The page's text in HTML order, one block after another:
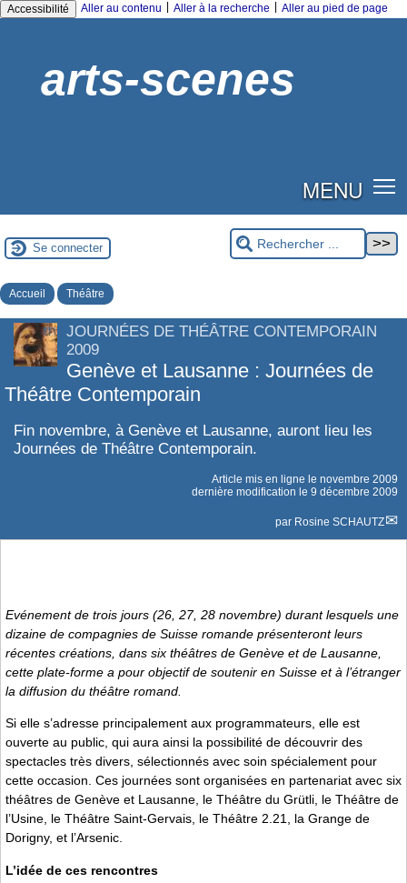
Accessibilité Aller au contenu Aller à la recherche Aller au pied de page
arts-scenes
MENU
Se connecter
Accueil Théâtre
JOURNÉES DE THÉÂTRE CONTEMPORAIN
2009
Genève et Lausanne : Journées de
Théâtre Contemporain
Fin novembre, à Genève et Lausanne, auront lieu les
Journées de Théâtre Contemporain.
Article mis en ligne le novembre 2009
dernière modification le 9 décembre 2009
par Rosine SCHAUTZ
Evénement de trois jours (26, 27, 28 novembre) durant lesquels une
dizaine de compagnies de Suisse romande présenteront leurs
récentes créations, dans six théâtres de Genève et de Lausanne,
cette plate-forme a pour objectif de soutenir en Suisse et à l’étranger
la diffusion du théâtre romand.
Si elle s’adresse principalement aux programmateurs, elle est
ouverte au public, qui aura ainsi la possibilité de découvrir des
spectacles très divers, sélectionnés avec soin spécialement pour
cette occasion. Ces journées sont organisées en partenariat avec six
théâtres de Genève et Lausanne, le Théâtre du Grütli, le Théâtre de
l’Usine, le Théâtre Saint-Gervais, le Théâtre 2.21, la Grange de
Dorigny, et l’Arsenic.
L’idée de ces rencontres